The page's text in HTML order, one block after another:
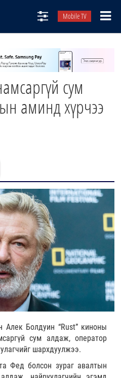
Mobile TV
сум
аминд хүрчээ
Болдуин “Rust” киноны
сум алдаж, оператор
шархдуулжээ.
Фед болсон зураг авалтын